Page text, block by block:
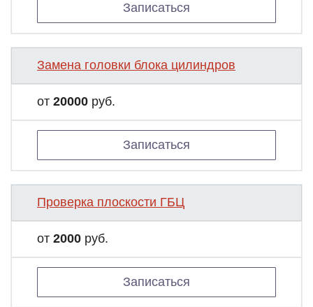
Записаться
Замена головки блока цилиндров
от 20000 руб.
Записаться
Проверка плоскости ГБЦ
от 2000 руб.
Записаться